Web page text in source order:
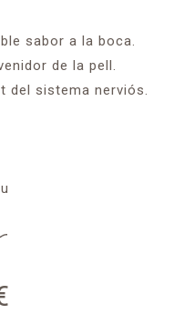
sabor a la boca.
de la pell.
del sistema nerviós.